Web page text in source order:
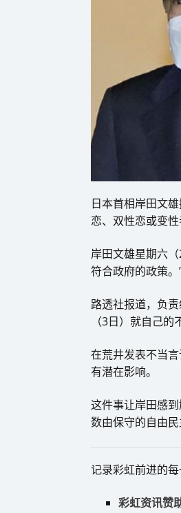
日本首相岸田文
恋、双性恋或变
岸田文雄星期六
符合政府的政策。
路透社报道，负
（3日）就自己的
在荒井发表不当
有潜在影响。
这件事让岸田感
数由保守的自由
记录彩虹前进的每
彩虹资讯赞